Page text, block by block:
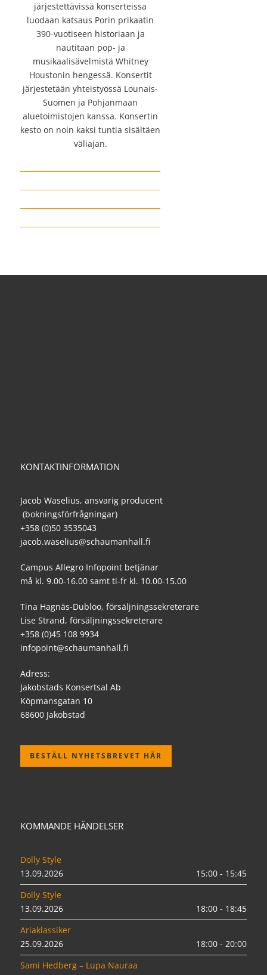
järjestettävissä konserteissa
luodaan katsaus Porin prikaatin
390-vuotiseen historiaan ja
nautitaan pop- ja
musikaalisävelmistä Whitney
Houstonin hengessä. Konsertit
järjestetään yhteistyössä Lounais-
Suomen ja Pohjanmaan
aluetoimistojen kanssa. Konsertin
kesto on noin kaksi tuntia sisältäen
väliajan.
KONTAKTINFORMATION
Jacob Waselius, ansvarig producent
(bokningsförfrågningar)
+358 (0)50 3535043
jacob.waselius@schaumanhall.fi
Campus Allegro Infopoint betjänar
må kl. 9.00-16.00 samt ti-fr kl. 10.00-15.00
Tina Hagnäs-Dubloo, försäljningssekreterare
Lise Strand, försäljningssekreterare
+358 (0)45 108 9934
infopoint@schaumanhall.fi
Adress:
Jakobstads Konsertsal Ab
Köpmansgatan 10
68600 Jakobstad
BESTÄLL NYHETSBREVET HÄR
KOMMANDE HÄNDELSER
Dolly Style
13.09.2026
15:00 - 15:45
Dolly Style
13.09.2026
18:00 - 18:45
Ariaklassiker
25.09.2026
18:00 - 20:00
Sami Hedberg – Lupa Nauraa